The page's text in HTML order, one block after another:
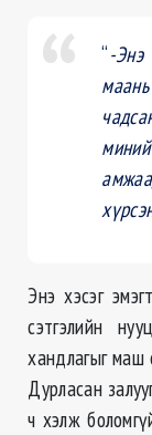
“-
Энэ хэсэг
сэтгэлийн
хандлагыг маш
Дурласан
ч хэлж